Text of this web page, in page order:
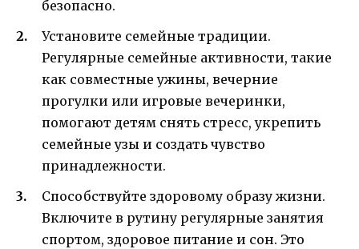
безопасно.
Установите семейные традиции.
Регулярные семейные активности, такие
как совместные ужины, вечерние
прогулки или игровые вечеринки,
помогают детям снять стресс, укрепить
семейные узы и создать чувство
принадлежности.
Способствуйте здоровому образу жизни.
Включите в рутину регулярные занятия
спортом, здоровое питание и сон. Это